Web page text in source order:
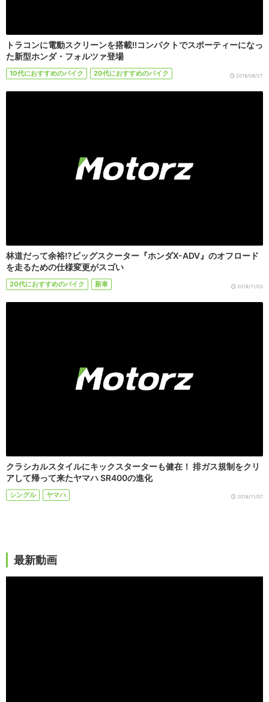
トラコンに電動スクリーンを搭載!!コンパクトでスポーティーになっ
た新型ホンダ・フォルツァ登場
10代におすすめのバイク 20代におすすめのバイク 2018/08/27
林道だって余裕!?ビッグスクーター『ホンダX-ADV』のオフロード
を走るための仕様変更がスゴい
20代におすすめのバイク 新車 2018/11/03
クラシカルスタイルにキックスターターも健在！ 排ガス規制をクリ
アして帰って来たヤマハ SR400の進化
シングル ヤマハ 2018/11/07
最新動画